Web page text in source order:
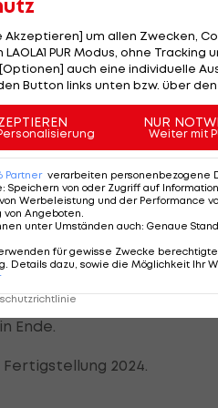
Euro kosten. Der Bund
Für den ÖFB würden
Neuhold
, dass man
solches Projekt wäre
keine Entscheidung
Verbesserung in
im Happel-Stadion
tauschen.
mit
Ende.
2024.
Akzeptieren] um allen Zwecken,
PUR Modus, ohne
auch eine individuelle
Button links unten bzw. über den
NUR
Weiter mit
Partner verarbeiten personenbezogene
: Speichern von oder Zugriff auf
Werbeleistung und der Performance
von Angeboten
unter Umständen auch: Genaue
für gewisse Zwecke
Details dazu, sowie die Möglichkeit Ihr